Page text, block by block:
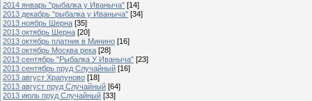
2014 январь "рыбалка у Иваныча" [14]
2013 декабрь "рыбалка у Иваныча" [34]
2013 ноябрь Шерна [35]
2013 октябрь Шерна [20]
2013 октябрь платник в Минино [16]
2013 октябрь Москва река [28]
2013 сентябрь "Рыбалка У Иваныча" [23]
2013 сентябрь пруд Случайный [16]
2013 август Храпуново [18]
2013 август пруд Случайный [64]
2013 июль пруд Случайный [33]